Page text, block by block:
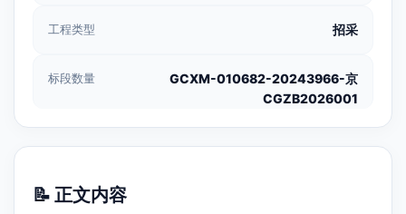
工程类型 招采
标段数量
GCXM-010682-20243966-京
CGZB2026001
📝 正文内容